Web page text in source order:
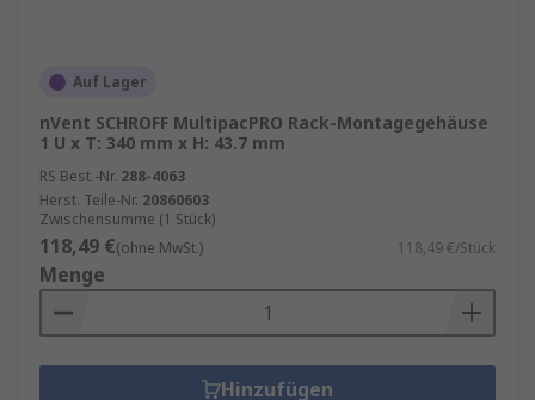
Auf Lager
nVent SCHROFF MultipacPRO Rack-Montagegehäuse
1 U x T: 340 mm x H: 43.7 mm
RS Best.-Nr. 288-4063
Herst. Teile-Nr. 20860603
Zwischensumme (1 Stück)
118,49 €(ohne MwSt.) 118,49 €/Stück
Menge
Hinzufügen